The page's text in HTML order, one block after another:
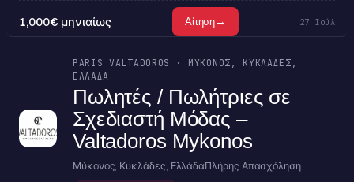
1,000€ μηνιαίως Αίτηση→ 27 Ιούλ
PARIS VALTADOROS · ΜΎΚΟΝΟΣ, ΚΥΚΛΆΔΕΣ,
ΕΛΛΆΔΑ
Πωλητές / Πωλήτριες σε
Σχεδιαστή Μόδας –
Valtadoros Mykonos
Μύκονος, Κυκλάδες, ΕλλάδαΠλήρης Απασχόληση